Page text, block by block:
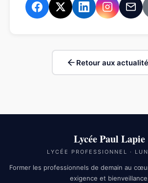
Retour aux
Lycée Paul Lapie
LYCÉE PROFESSIONNEL ·
Former les professionnels de demain au
exigence et